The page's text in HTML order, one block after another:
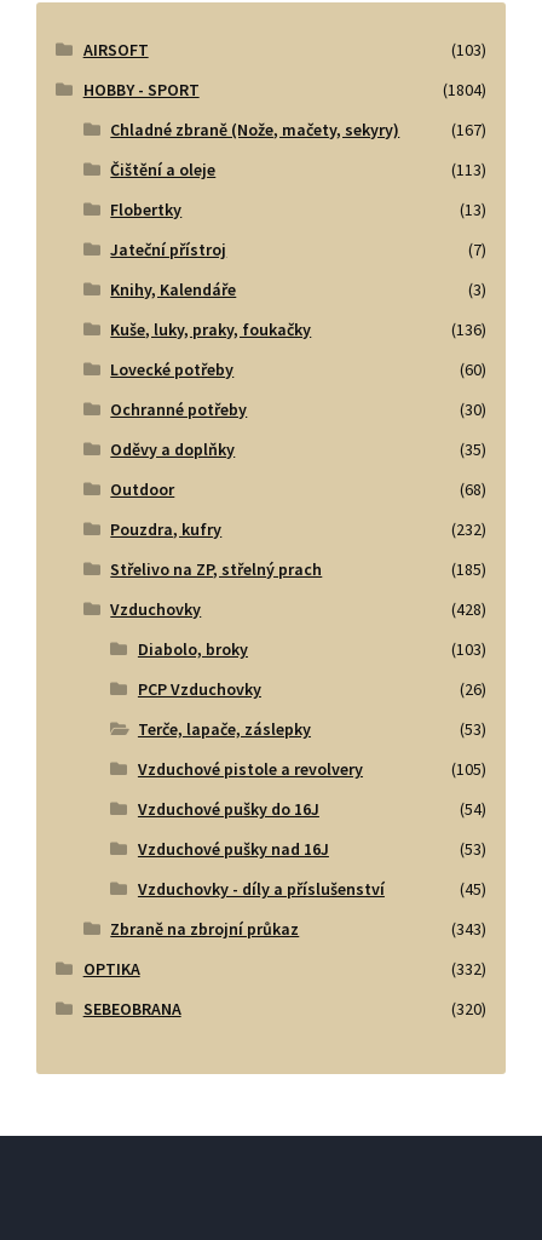
AIRSOFT
(103)
HOBBY - SPORT
(1804)
Chladné zbraně (Nože, mačety, sekyry)
(167)
Čištění a oleje
(113)
Flobertky
(13)
Jateční přístroj
(7)
Knihy, Kalendáře
(3)
Kuše, luky, praky, foukačky
(136)
Lovecké potřeby
(60)
Ochranné potřeby
(30)
Oděvy a doplňky
(35)
Outdoor
(68)
Pouzdra, kufry
(232)
Střelivo na ZP, střelný prach
(185)
Vzduchovky
(428)
Diabolo, broky
(103)
PCP Vzduchovky
(26)
Terče, lapače, záslepky
(53)
Vzduchové pistole a revolvery
(105)
Vzduchové pušky do 16J
(54)
Vzduchové pušky nad 16J
(53)
Vzduchovky - díly a příslušenství
(45)
Zbraně na zbrojní průkaz
(343)
OPTIKA
(332)
SEBEOBRANA
(320)